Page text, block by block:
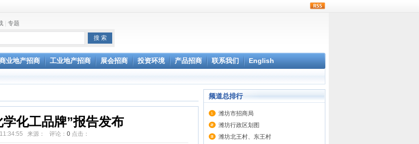
专题
业地产招商 工业地产招商 展会招商 投资环境 产品招商 联系我们 English
学化工品牌”报告发布
来源： 评论： 0点击：
频道总排行
潍坊市招商局
潍坊行政区划图
潍坊北王村、东王村